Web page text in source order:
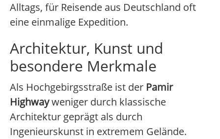
Alltags, für Reisende aus Deutschland oft
eine einmalige Expedition.
Architektur, Kunst und
besondere Merkmale
Als Hochgebirgsstraße ist der Pamir
Highwayweniger durch klassische
Architektur geprägt als durch
Ingenieurskunst in extremem Gelände.